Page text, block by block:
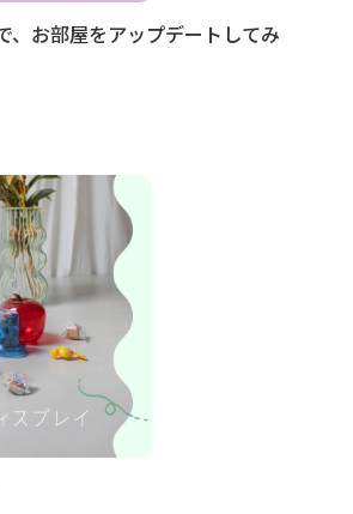
、お部屋をアップデートしてみ